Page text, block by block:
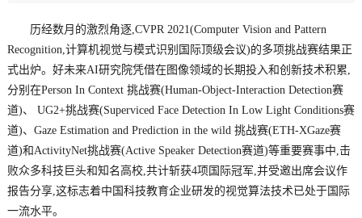
历经数月的激烈角逐,CVPR 2021(Computer Vision and Pattern
Recognition,计算机视觉与模式识别国际顶级会议)的多项挑战赛结果正
式出炉。好未来AI研究院凭借在图像领域的长期投入和创新技术积累,
分别在Person In Context 挑战赛(Human-Object-Interaction Detection赛
道)、 UG2+挑战赛(Superviced Face Detection In Low Light Conditions赛
道)、Gaze Estimation and Prediction in the wild 挑战赛(ETH-XGaze赛
道)和ActivityNet挑战赛(Active Speaker Detection赛道)等重要赛事中,击
败众多科技巨头和知名高校,共计斩获4项国际冠军,并受邀出席会议作
报告分享,这标志着中国科技教育企业研发的视觉算法技术已处于国际
一流水平。